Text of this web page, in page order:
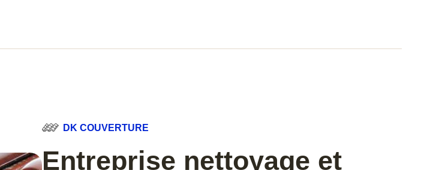
DK COUVERTURE
Entreprise nettoyage et